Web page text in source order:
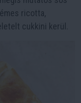
ricotta,
cukkini kerül.